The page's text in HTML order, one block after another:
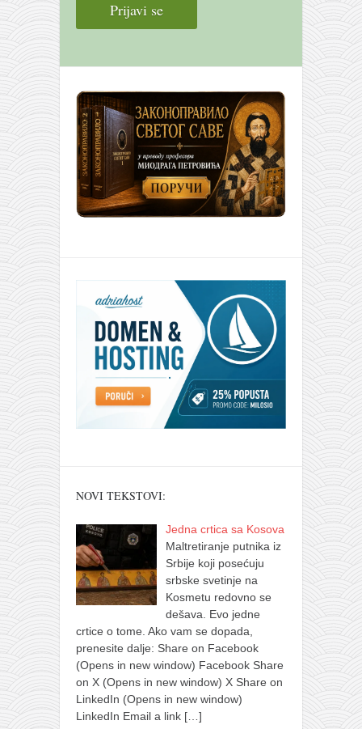
NOVI TEKSTOVI:
Jedna crtica sa Kosova
Maltretiranje putnika iz
Srbije koji posećuju
srbske svetinje na
Kosmetu redovno se
dešava. Evo jedne
crtice o tome. Ako vam se dopada,
prenesite dalje: Share on Facebook
(Opens in new window) Facebook Share
on X (Opens in new window) X Share on
LinkedIn (Opens in new window)
LinkedIn Email a link […]